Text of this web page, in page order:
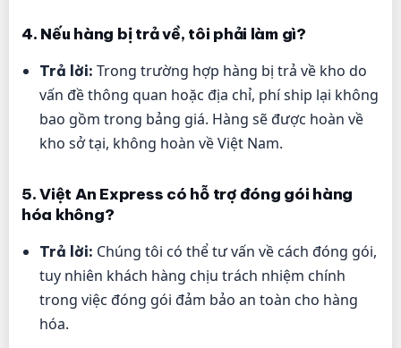
4. Nếu hàng bị trả về, tôi phải làm gì?
Trả lời: Trong trường hợp hàng bị trả về kho do
vấn đề thông quan hoặc địa chỉ, phí ship lại không
bao gồm trong bảng giá. Hàng sẽ được hoàn về
kho sở tại, không hoàn về Việt Nam.
5. Việt An Express có hỗ trợ đóng gói hàng
hóa không?
Trả lời: Chúng tôi có thể tư vấn về cách đóng gói,
tuy nhiên khách hàng chịu trách nhiệm chính
trong việc đóng gói đảm bảo an toàn cho hàng
hóa.